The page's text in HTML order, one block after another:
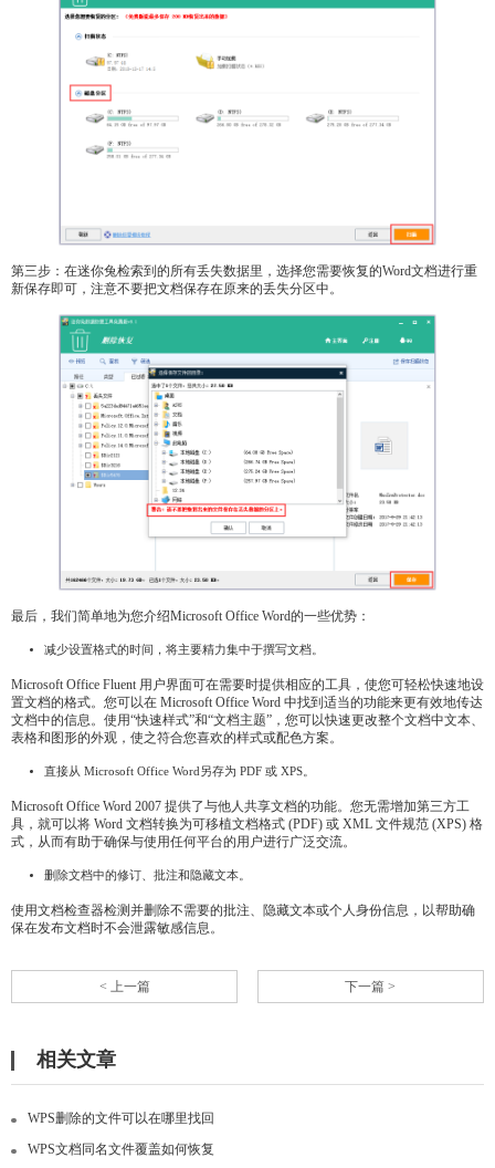
第三步：在迷你兔检索到的所有丢失数据里，选择您需要恢复的Word文档进行重
新保存即可，注意不要把文档保存在原来的丢失分区中。
最后，我们简单地为您介绍Microsoft Office Word的一些优势：
减少设置格式的时间，将主要精力集中于撰写文档。
Microsoft Office Fluent 用户界面可在需要时提供相应的工具，使您可轻松快速地设
置文档的格式。您可以在 Microsoft Office Word 中找到适当的功能来更有效地传达
文档中的信息。使用“快速样式”和“文档主题”，您可以快速更改整个文档中文本、
表格和图形的外观，使之符合您喜欢的样式或配色方案。
直接从 Microsoft Office Word另存为 PDF 或 XPS。
Microsoft Office Word 2007 提供了与他人共享文档的功能。您无需增加第三方工
具，就可以将 Word 文档转换为可移植文档格式 (PDF) 或 XML 文件规范 (XPS) 格
式，从而有助于确保与使用任何平台的用户进行广泛交流。
删除文档中的修订、批注和隐藏文本。
使用文档检查器检测并删除不需要的批注、隐藏文本或个人身份信息，以帮助确
保在发布文档时不会泄露敏感信息。
< 上一篇 下一篇 >
相关文章
WPS删除的文件可以在哪里找回
WPS文档同名文件覆盖如何恢复